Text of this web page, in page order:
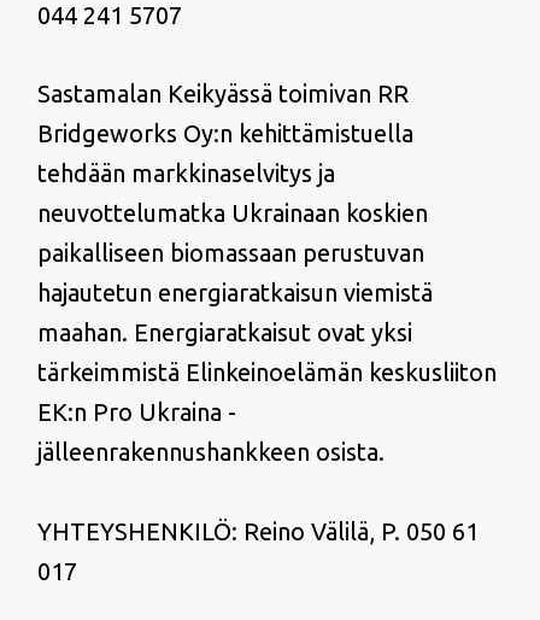
044 241 5707
Sastamalan Keikyässä toimivan RR
Bridgeworks Oy:n kehittämistuella
tehdään markkinaselvitys ja
neuvottelumatka Ukrainaan koskien
paikalliseen biomassaan perustuvan
hajautetun energiaratkaisun viemistä
maahan. Energiaratkaisut ovat yksi
tärkeimmistä Elinkeinoelämän keskusliiton
EK:n Pro Ukraina -
jälleenrakennushankkeen osista.
YHTEYSHENKILÖ: Reino Välilä, P. 050 61
017